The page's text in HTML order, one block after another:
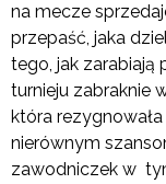
na mecze
przepaść, jaka
tego, jak zarabiają
turnieju zabraknie
która
nierównym
zawodniczek w